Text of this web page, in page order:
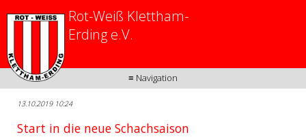
≡ Navigation
Rot-Weiß Klettham-
Erding e.V.
13.10.2019 10:24
Start in die neue Schachsaison